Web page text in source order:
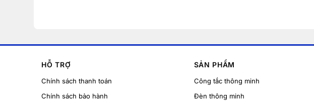
HỖ TRỢ
Chính sách thanh toán
Chính sách bảo hành
SẢN PHẨM
Công tắc thông minh
Đèn thông minh